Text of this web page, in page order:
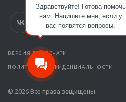
Здравствуйте! Готова помочь
вам. Напишите мне, если у
вас появятся вопросы.
ВЕРСИЯ ДЛЯ ПЕЧАТИ
ПОЛИТИКА КОНФИДЕНЦИАЛЬНОСТИ
© 2026 Все права защищены.